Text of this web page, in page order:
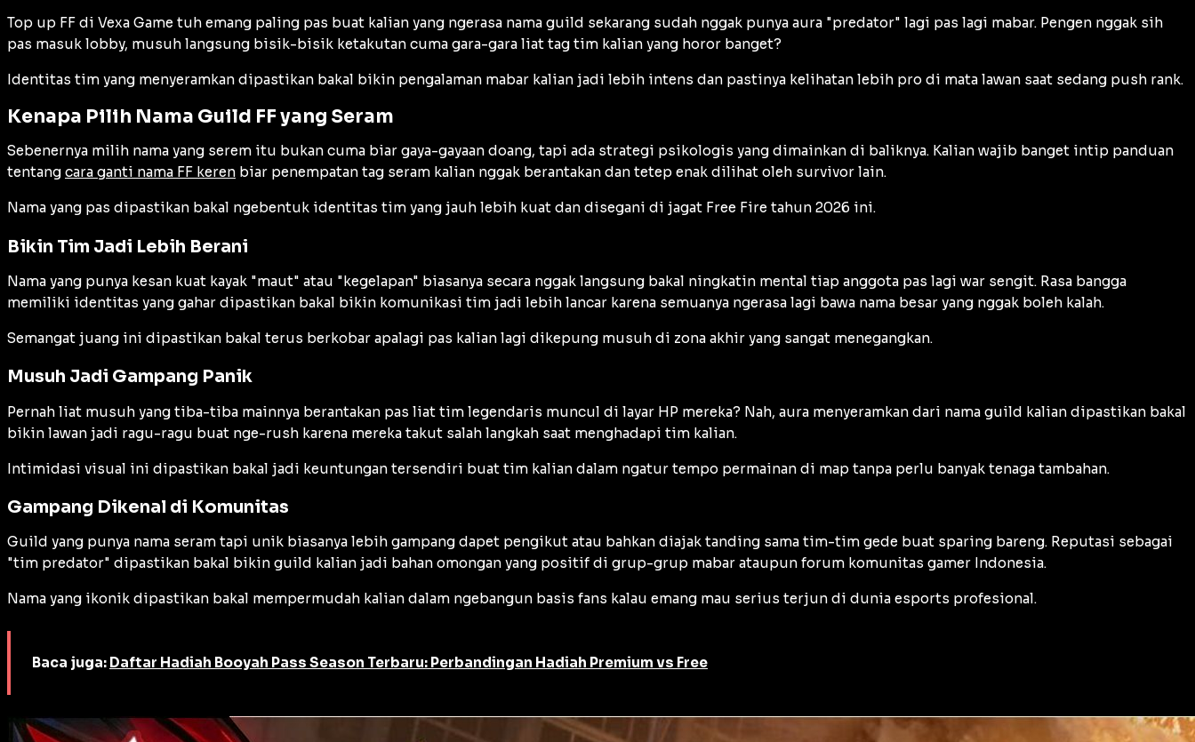
Top up FF di Vexa Game tuh emang paling pas buat kalian yang ngerasa nama guild sekarang sudah nggak punya aura "predator" lagi pas lagi mabar. Pengen nggak sih
pas masuk lobby, musuh langsung bisik-bisik ketakutan cuma gara-gara liat tag tim kalian yang horor banget?
Identitas tim yang menyeramkan dipastikan bakal bikin pengalaman mabar kalian jadi lebih intens dan pastinya kelihatan lebih pro di mata lawan saat sedang push rank.
Kenapa Pilih Nama Guild FF yang Seram
Sebenernya milih nama yang serem itu bukan cuma biar gaya-gayaan doang, tapi ada strategi psikologis yang dimainkan di baliknya. Kalian wajib banget intip panduan
tentang cara ganti nama FF keren biar penempatan tag seram kalian nggak berantakan dan tetep enak dilihat oleh survivor lain.
Nama yang pas dipastikan bakal ngebentuk identitas tim yang jauh lebih kuat dan disegani di jagat Free Fire tahun 2026 ini.
Bikin Tim Jadi Lebih Berani
Nama yang punya kesan kuat kayak "maut" atau "kegelapan" biasanya secara nggak langsung bakal ningkatin mental tiap anggota pas lagi war sengit. Rasa bangga
memiliki identitas yang gahar dipastikan bakal bikin komunikasi tim jadi lebih lancar karena semuanya ngerasa lagi bawa nama besar yang nggak boleh kalah.
Semangat juang ini dipastikan bakal terus berkobar apalagi pas kalian lagi dikepung musuh di zona akhir yang sangat menegangkan.
Musuh Jadi Gampang Panik
Pernah liat musuh yang tiba-tiba mainnya berantakan pas liat tim legendaris muncul di layar HP mereka? Nah, aura menyeramkan dari nama guild kalian dipastikan bakal
bikin lawan jadi ragu-ragu buat nge-rush karena mereka takut salah langkah saat menghadapi tim kalian.
Intimidasi visual ini dipastikan bakal jadi keuntungan tersendiri buat tim kalian dalam ngatur tempo permainan di map tanpa perlu banyak tenaga tambahan.
Gampang Dikenal di Komunitas
Guild yang punya nama seram tapi unik biasanya lebih gampang dapet pengikut atau bahkan diajak tanding sama tim-tim gede buat sparing bareng. Reputasi sebagai
"tim predator" dipastikan bakal bikin guild kalian jadi bahan omongan yang positif di grup-grup mabar ataupun forum komunitas gamer Indonesia.
Nama yang ikonik dipastikan bakal mempermudah kalian dalam ngebangun basis fans kalau emang mau serius terjun di dunia esports profesional.
Baca juga: Daftar Hadiah Booyah Pass Season Terbaru: Perbandingan Hadiah Premium vs Free